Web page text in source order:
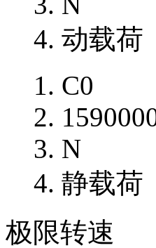
动载荷
C0
N
静载荷
极限转速